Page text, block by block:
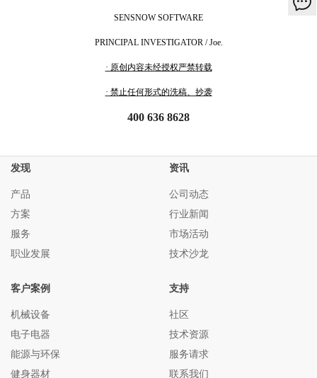
SENSNOW SOFTWARE
PRINCIPAL INVESTIGATOR / Joe.
· 原创内容未经授权严禁转载
· 禁止任何形式的洗稿、抄袭
400 636 8628
发现
产品
方案
服务
职业发展
资讯
公司动态
行业新闻
市场活动
技术沙龙
客户案例
机械设备
电子电器
能源与环保
健身器材
支持
社区
技术资源
服务请求
联系我们